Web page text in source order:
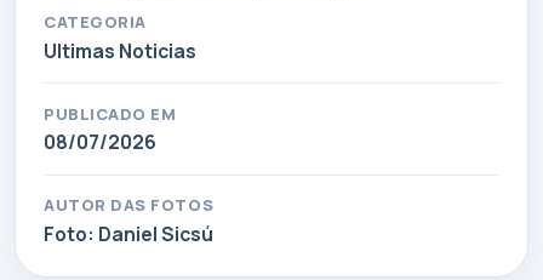
CATEGORIA
Ultimas Noticias
PUBLICADO EM
08/07/2026
AUTOR DAS FOTOS
Foto: Daniel Sicsú